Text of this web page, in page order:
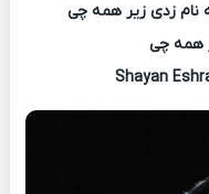
نام زدی زیر همه چی
همه چی
Shayan